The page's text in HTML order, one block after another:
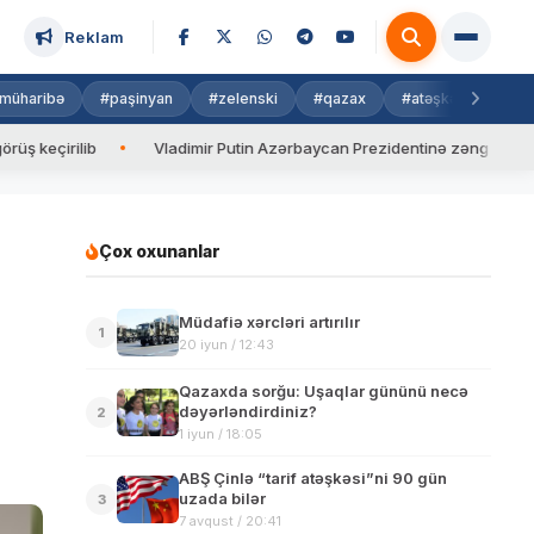
Reklam
#paşinyan #zelenski #qazax #atəşkəs
Vladimir Putin Azərbaycan Prezidentinə zəng edib
Çox oxunanlar
1
Müdafiə xərcləri artırılır
20 iyun / 12:43
2
Qazaxda sorğu: Uşaqlar gününü necə
dəyərləndirdiniz?
1 iyun / 18:05
3
ABŞ Çinlə “tarif atəşkəsi”ni 90 gün
uzada bilər
7 avqust / 20:41